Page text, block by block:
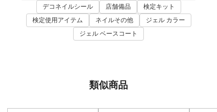
デコネイルシール
店舗備品
検定キット
検定使用アイテム
ネイルその他
ジェル カラー
ジェル ベースコート
類似商品